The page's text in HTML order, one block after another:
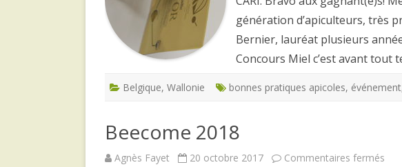
génération d’apiculteurs, très
Bernier, lauréat plusieurs
Concours Miel c’est avant tout
Belgique, Wallonie bonnes pratiques apicoles, événement
Beecome 2018
Agnès Fayet 20 octobre 2017 Commentaires fermés